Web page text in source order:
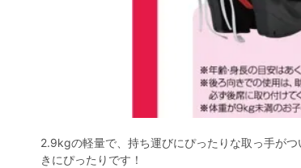
2.9kgの軽量で、持ち運びにぴったりな取っ手が
きにぴったりです！